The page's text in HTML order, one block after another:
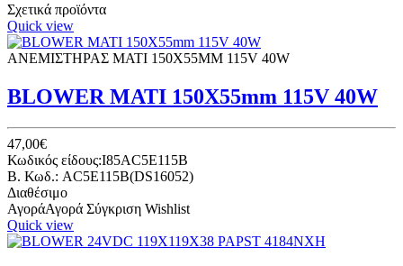
Σχετικά προϊόντα
Quick view
ΑΝΕΜΙΣΤΗΡΑΣ ΜΑΤΙ 150X55MM 115V 40W
BLOWER ΜΑΤΙ 150X55mm 115V 40W
47,00€
Κωδικός είδους:I85AC5E115B
B. Κωδ.: AC5E115B(DS16052)
Διαθέσιμο
ΑγοράΑγορά Σύγκριση Wishlist
Quick view